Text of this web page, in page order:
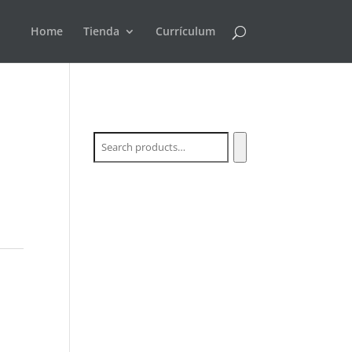
Home Tienda Currículum